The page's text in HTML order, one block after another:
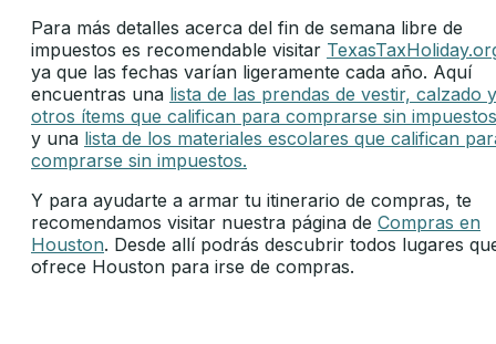
Para más detalles acerca del fin de semana libre de
impuestos es recomendable visitar
ya que las fechas varían ligeramente cada año. Aquí
encuentras una lista de las prendas de vestir, calzado y
otros ítems que califican para comprarse sin impuestos
y una lista de los materiales escolares que califican
comprarse sin impuestos.
Y para ayudarte a armar tu itinerario de compras, te
recomendamos visitar nuestra página de Compras en
Houston. Desde allí podrás descubrir todos lugares
ofrece Houston para irse de compras.